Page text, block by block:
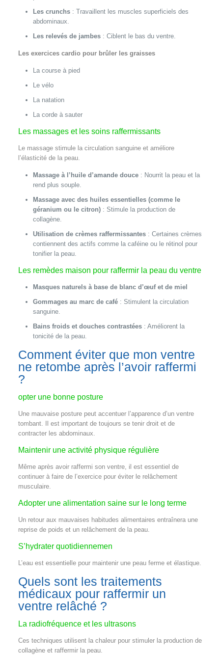
Les crunchs: Travaillent les muscles superficiels des
abdominaux.
Les relevés de jambes: Ciblent le bas du ventre.
Les exercices cardio pour brûler les graisses
La course à pied
Le vélo
La natation
La corde à sauter
Les massages et les soins raffermissants
Le massage stimule la circulation sanguine et améliore
l’élasticité de la peau.
Massage à l’huile d’amande douce: Nourrit la peau et la
rend plus souple.
Massage avec des huiles essentielles (comme le
géranium ou le citron): Stimule la production de
collagène.
Utilisation de crèmes raffermissantes: Certaines crèmes
contiennent des actifs comme la caféine ou le rétinol pour
tonifier la peau.
Les remèdes maison pour raffermir la peau du ventre
Masques naturels à base de blanc d’œuf et de miel
Gommages au marc de café: Stimulent la circulation
sanguine.
Bains froids et douches contrastées: Améliorent la
tonicité de la peau.
Comment éviter que mon ventre
ne retombe après l’avoir raffermi
?
opter une bonne posture
Une mauvaise posture peut accentuer l’apparence d’un ventre
tombant. Il est important de toujours se tenir droit et de
contracter les abdominaux.
Maintenir une activité physique régulière
Même après avoir raffermi son ventre, il est essentiel de
continuer à faire de l’exercice pour éviter le relâchement
musculaire.
Adopter une alimentation saine sur le long terme
Un retour aux mauvaises habitudes alimentaires entraînera une
reprise de poids et un relâchement de la peau.
S’hydrater quotidiennemen
L’eau est essentielle pour maintenir une peau ferme et élastique.
Quels sont les traitements
médicaux pour raffermir un
ventre relâché ?
La radiofréquence et les ultrasons
Ces techniques utilisent la chaleur pour stimuler la production de
collagène et raffermir la peau.